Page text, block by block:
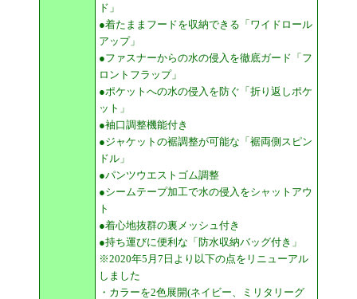
ド」
●着たままフードを収納できる「ワイドロール
アップ」
●ファスナーからの水の侵入を徹底ガード「フ
ロントフラップ」
●ポケットへの水の侵入を防ぐ「折り返しポケ
ット」
●袖口調整機能付き
●ジャケットの裾調整が可能な「裾両側スピン
ドル」
●パンツウエストゴム調整
●シームテープ加工で水の侵入をシャットアウ
ト
●着心地抜群の裏メッシュ付き
●持ち運びに便利な「防水収納バッグ付き」
※2020年5月7日より以下の点をリニューアル
しました
・カラーを2色展開(ネイビー、ミリタリーグ